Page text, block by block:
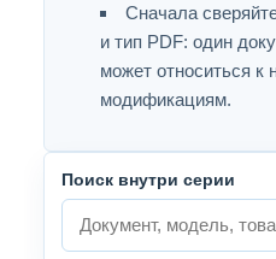
Сначала
и тип PDF: один
может относиться к
модификациям.
Поиск внутри серии